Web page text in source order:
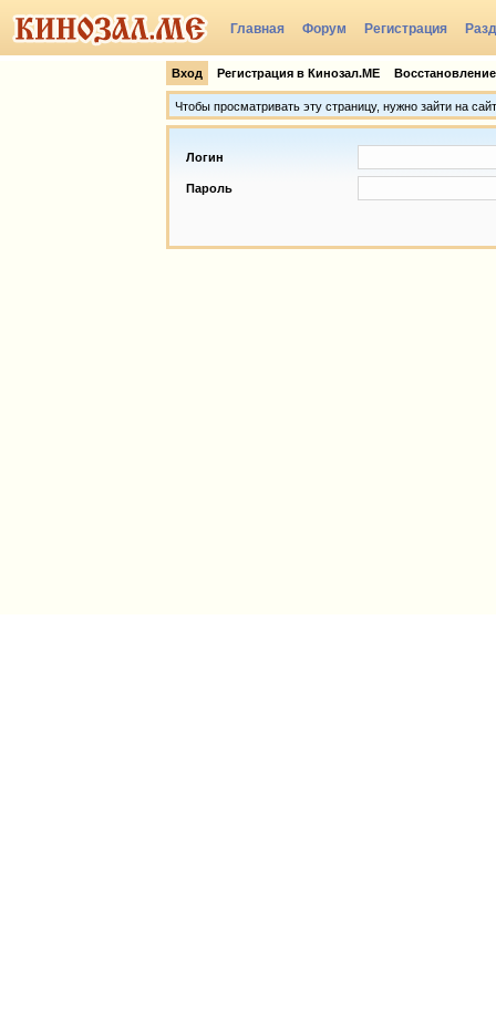
Главная Форум Регистрация
Вход Регистрация в Кинозал.МЕ
Чтобы просматривать эту страницу, нужно зайти на сайт
Логин
Пароль